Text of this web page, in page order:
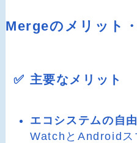
Mergeのメリット
✅ 主要なメリット
エコシステムの自
WatchとAndroidス